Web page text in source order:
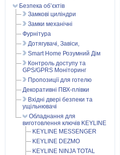
Безпека об’єктів
Замкові циліндри
Замки механічні
Фурнітура
Дотягувачі, Завіси,
Smart Home Розумний Дім
Контроль доступу та
GPS/GPRS Моніторинг
Пропозиції для готелю
Декоративні ПВХ-плівки
Вхідні двері безпеки та
ущільнювачі
Обладнання для
виготовлення ключів KEYLINE
KEYLINE MESSENGER
KEYLINE DEZMO
KEYLINE NINJA TOTAL